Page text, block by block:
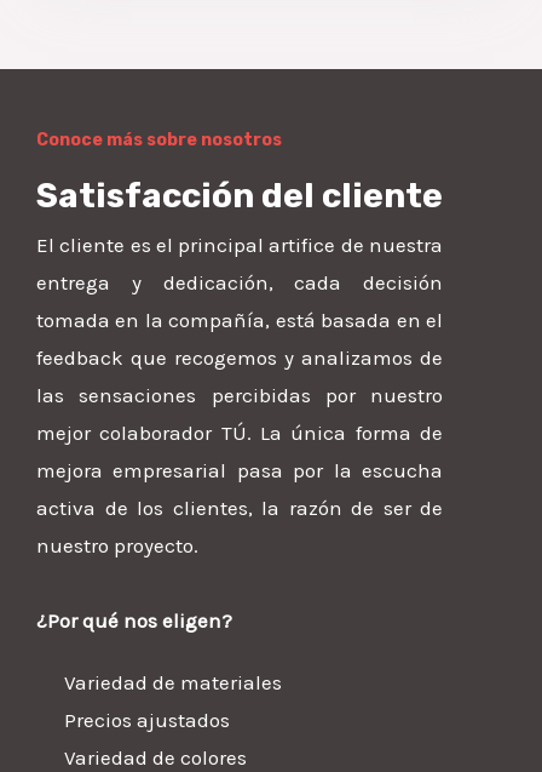
Conoce más sobre nosotros
Satisfacción del cliente
El cliente es el principal artifice de nuestra
entrega y dedicación, cada decisión
tomada en la compañía, está basada en el
feedback que recogemos y analizamos de
las sensaciones percibidas por nuestro
mejor colaborador TÚ. La única forma de
mejora empresarial pasa por la escucha
activa de los clientes, la razón de ser de
nuestro proyecto.
¿Por qué nos eligen?
Variedad de materiales
Precios ajustados
Variedad de colores